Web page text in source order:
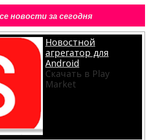
новости за сегодня
Новостной
агрегатор для
Android
Скачать в Play
Market